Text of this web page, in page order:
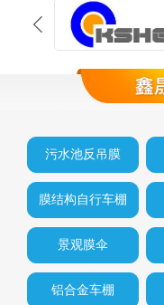
污水池反吊膜
膜结构自行车棚
景观膜伞
铝合金车棚